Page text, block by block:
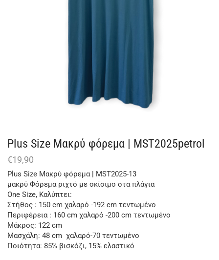
Plus Size Μακρύ φόρεμα | MST2025petrol
€19,90
Plus Size Μακρύ φόρεμα | MST2025-13
μακρύ Φόρεμα ριχτό με σκίσιμο στα πλάγια
One Size, Καλύπτει:
Στήθος : 150 cm χαλαρό -192 cm τεντωμένο
Περιφέρεια : 160 cm χαλαρό -200 cm τεντωμένο
Μάκρος: 122 cm
Μασχάλη: 48 cm χαλαρό-70 τεντωμένο
Ποιότητα: 85% βισκόζι, 15% ελαστικό